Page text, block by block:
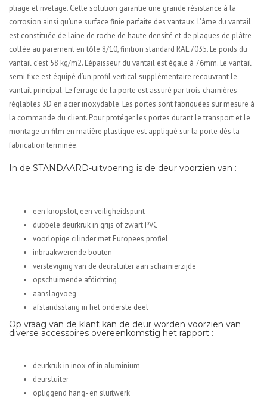
pliage et rivetage. Cette solution garantie une grande résistance à la
corrosion ainsi qu’une surface finie parfaite des vantaux. L’âme du vantail
est constituée de laine de roche de haute densité et de plaques de plâtre
collée au parement en tôle 8/10, finition standard RAL 7035. Le poids du
vantail c’est 58 kg/m2. L’épaisseur du vantail est égale à 76mm. Le vantail
semi fixe est équipé d’un profil vertical supplémentaire recouvrant le
vantail principal. Le ferrage de la porte est assuré par trois charnières
réglables 3D en acier inoxydable. Les portes sont fabriquées sur mesure à
la commande du client. Pour protéger les portes durant le transport et le
montage un film en matière plastique est appliqué sur la porte dès la
fabrication terminée.
In de STANDAARD-uitvoering is de deur voorzien van :
een knopslot, een veiligheidspunt
dubbele deurkruk in grijs of zwart PVC
voorlopige cilinder met Europees profiel
inbraakwerende bouten
versteviging van de deursluiter aan scharnierzijde
opschuimende afdichting
aanslagvoeg
afstandsstang in het onderste deel
Op vraag van de klant kan de deur worden voorzien van
diverse accessoires overeenkomstig het rapport :
deurkruk in inox of in aluminium
deursluiter
opliggend hang- en sluitwerk